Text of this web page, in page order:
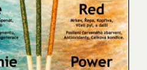
Obrázok